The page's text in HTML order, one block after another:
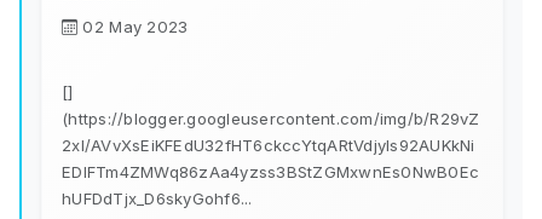
02 May 2023
[]
(https://blogger.googleusercontent.com/img/b/R29vZ
2xl/AVvXsEiKFEdU32fHT6ckccYtqARtVdjyIs92AUKkNi
EDlFTm4ZMWq86zAa4yzss3BStZGMxwnEs0NwB0Ec
hUFDdTjx_D6skyGohf6...